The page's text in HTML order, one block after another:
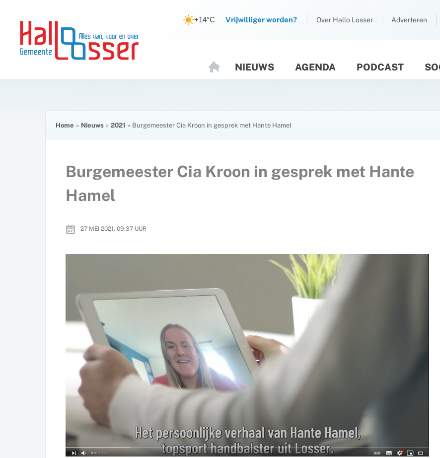
inhoud
inhoud
+14°C Vrijwilliger worden? Over Hallo Losser Adverteren
O
M
NIEUWS AGENDA PODCAST
Home Nieuws 2021 Burgemeester Cia Kroon in gesprek met Hante Hamel
Burgemeester Cia Kroon in gesprek met Hante
Hamel
27 MEI 2021, 09:37 UUR